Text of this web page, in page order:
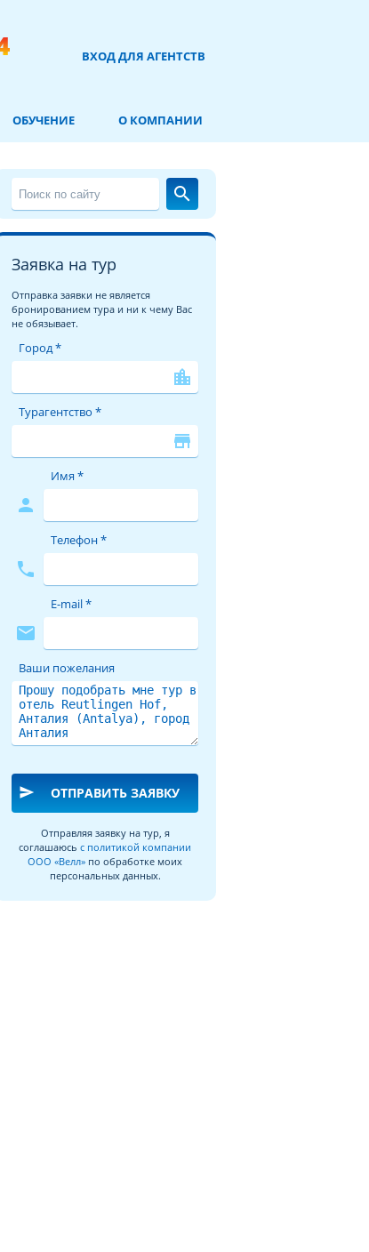
ВХОД ДЛЯ АГЕНТСТВ
ОБУЧЕНИЕ О КОМПАНИИ
search
Заявка на тур
Отправка заявки не является
бронированием тура и ни к чему Вас
не обязывает.
Город *
location_city
Турагентство *
store
person
Имя *
phone
Телефон *
mail
E-mail *
Ваши пожелания
send ОТПРАВИТЬ ЗАЯВКУ
Отправляя заявку на тур, я
соглашаюсь с политикой компании
ООО «Велл» по обработке моих
персональных данных.